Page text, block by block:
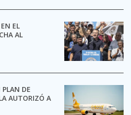
EL
AL
DE ...
DE
AUTORIZÓ A